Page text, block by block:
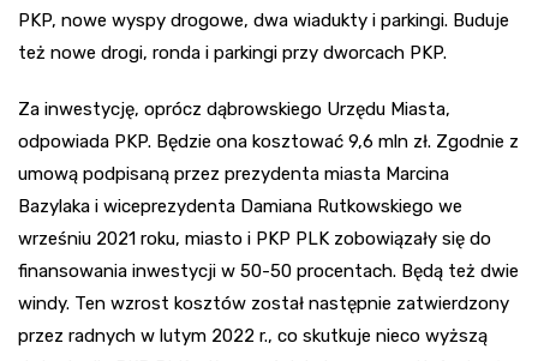
PKP, nowe wyspy drogowe, dwa wiadukty i parkingi. Buduje
też nowe drogi, ronda i parkingi przy dworcach PKP.
Za inwestycję, oprócz dąbrowskiego Urzędu Miasta,
odpowiada PKP. Będzie ona kosztować 9,6 mln zł. Zgodnie z
umową podpisaną przez prezydenta miasta Marcina
Bazylaka i wiceprezydenta Damiana Rutkowskiego we
wrześniu 2021 roku, miasto i PKP PLK zobowiązały się do
finansowania inwestycji w 50-50 procentach. Będą też dwie
windy. Ten wzrost kosztów został następnie zatwierdzony
przez radnych w lutym 2022 r., co skutkuje nieco wyższą